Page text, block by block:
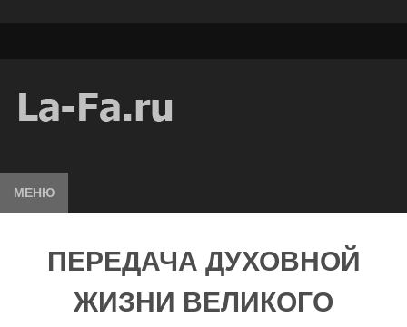
МЕНЮ
ПЕРЕДАЧА ДУХОВНОЙ
ЖИЗНИ ВЕЛИКОГО